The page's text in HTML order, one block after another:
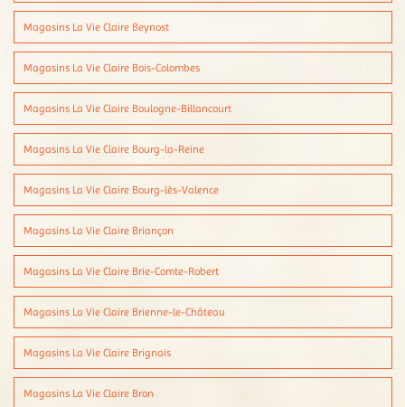
Magasins La Vie Claire Beynost
Magasins La Vie Claire Bois-Colombes
Magasins La Vie Claire Boulogne-Billancourt
Magasins La Vie Claire Bourg-la-Reine
Magasins La Vie Claire Bourg-lès-Valence
Magasins La Vie Claire Briançon
Magasins La Vie Claire Brie-Comte-Robert
Magasins La Vie Claire Brienne-le-Château
Magasins La Vie Claire Brignais
Magasins La Vie Claire Bron